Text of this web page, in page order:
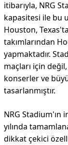
itibarıyla, NRG
kapasitesi ile bu
Houston,
takımlarından
yapmaktadır.
maçları için
konserler ve
tasarlanmıştır.
NRG Stadium'ın
yılında
dikkat çekici